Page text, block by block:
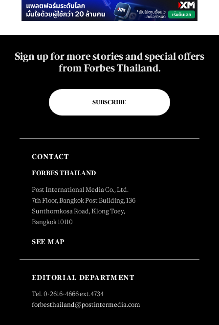
Sign up for more stories and special offers
from Forbes Thailand.
SUBSCRIBE
CONTACT
FORBES THAILAND
Post International Media Co., Ltd.
7th Floor, Bangkok Post Building, 136
Sunthornkosa Road, Klong Toey,
Bangkok 10110
SEE MAP
EDITORIAL DEPARTMENT
Tel. 0-2616-4666 ext.4734
forbesthailand@postintermedia.com